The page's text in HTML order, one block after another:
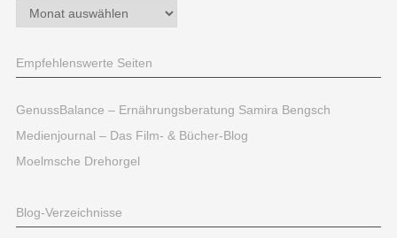
Archiv
Empfehlenswerte Seiten
GenussBalance – Ernährungsberatung Samira Bengsch
Medienjournal – Das Film- & Bücher-Blog
Moelmsche Drehorgel
Blog-Verzeichnisse